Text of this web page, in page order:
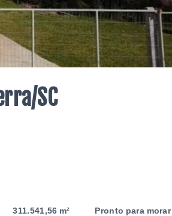
SC
311.541,56 m² Pronto para morar